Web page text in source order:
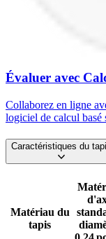
Évaluer avec
Collaborez en ligne
logiciel de calcul basé
Caractéristiques du
Matériau du
tapis